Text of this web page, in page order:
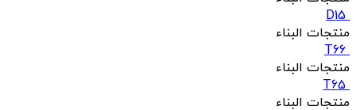
D15
منتجات البناء
T66
منتجات البناء
T65
منتجات البناء